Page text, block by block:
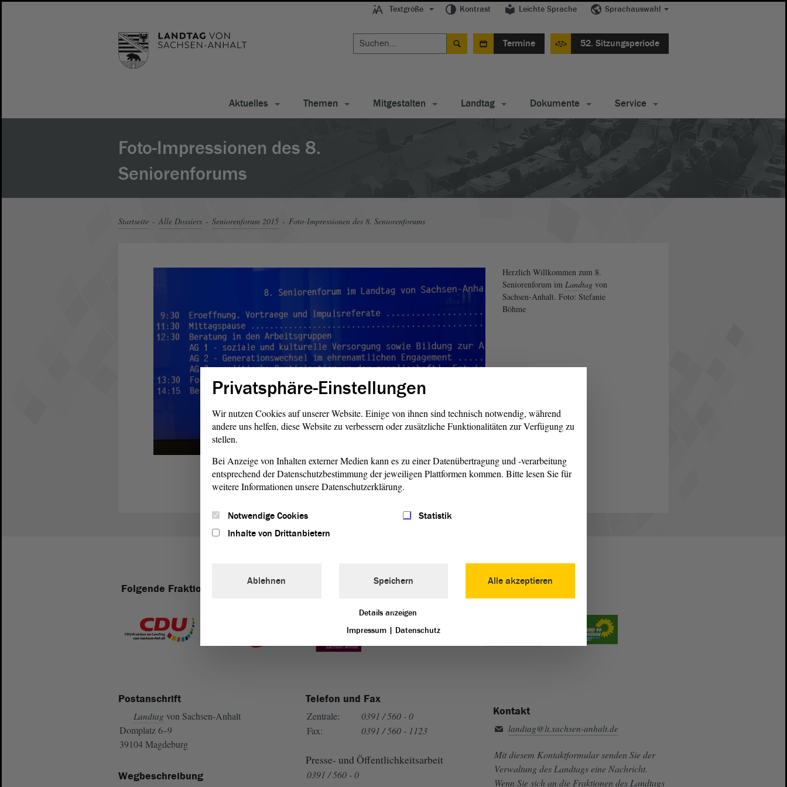
Textgröße Kontrast Leichte Sprache Sprachauswahl
Termine 52. Sitzungsperiode
Aktuelles Themen Mitgestalten Landtag Dokumente Service
Foto-Impressionen des 8.
Seniorenforums
Startseite Alle Dossiers Seniorenforum 2015 Foto-Impressionen des 8. Seniorenforums
Herzlich Willkommen zum 8.
Seniorenforum im Landtagvon
Sachsen-Anhalt. Foto: Stefanie
Böhme
Folgende Fraktionen sind im Landtag von Sachsen-Anhalt vertreten:
Postanschrift
Landtag von Sachsen-Anhalt
Domplatz 6–9
39104 Magdeburg
Wegbeschreibung
Telefon und Fax
Zentrale:
0391 / 560 - 0
Fax:
0391 / 560 - 1123
Presse- und Öffentlichkeitsarbeit
0391 / 560 - 0
Kontakt
landtag@lt.sachsen-anhalt.de
Mit diesem Kontaktformular senden Sie der
Verwaltung des Landtags eine Nachricht.
Wenn Sie sich an die Fraktionen des Landtags
Privatsphäre-Einstellungen
Wir nutzen Cookies auf unserer Website. Einige von ihnen sind technisch notwendig, während
andere uns helfen, diese Website zu verbessern oder zusätzliche Funktionalitäten zur Verfügung zu
stellen.
Bei Anzeige von Inhalten externer Medien kann es zu einer Datenübertragung und -verarbeitung
entsprechend der Datenschutzbestimmung der jeweiligen Plattformen kommen. Bitte lesen Sie für
weitere Informationen unsere Datenschutzerklärung.
Notwendige Cookies
Statistik
Inhalte von Drittanbietern
Alle akzeptieren
Ablehnen Speichern
Details anzeigen
Impressum | Datenschutz